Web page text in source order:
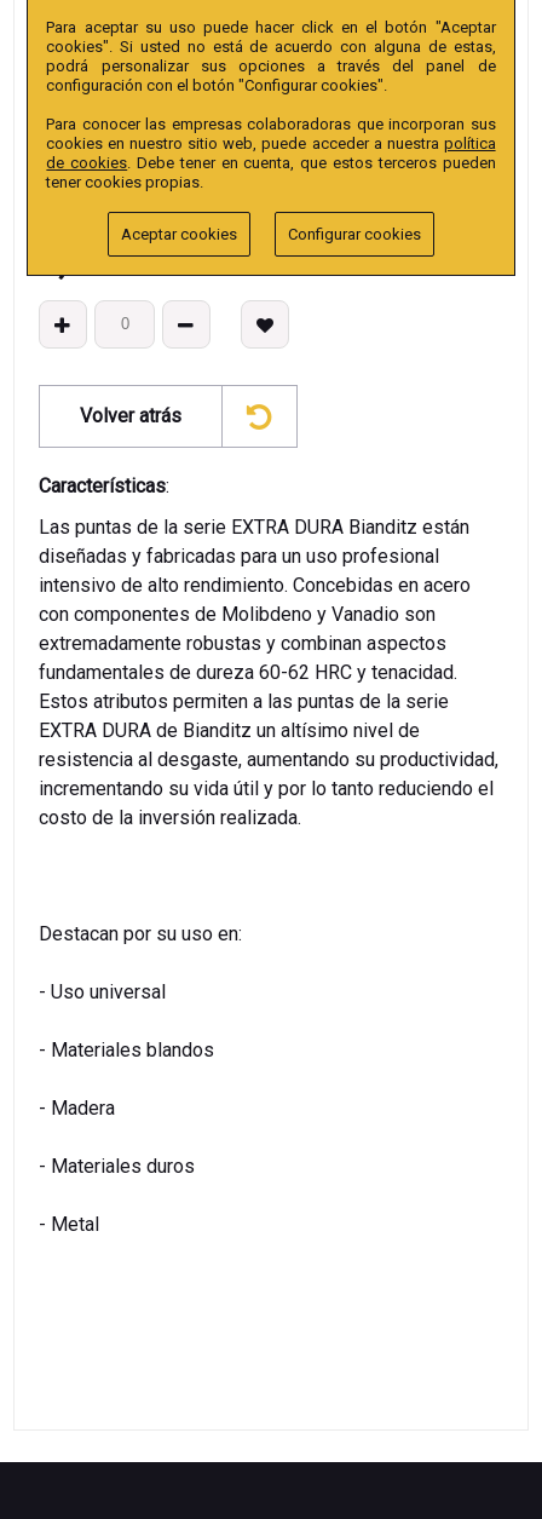
Referencia:238621
Colección:Punta PH 25mm 1/4" Extra.
€
Volver atrás
Características:
Las puntas de la serie EXTRA DURA Bianditz están
diseñadas y fabricadas para un uso profesional
intensivo de alto rendimiento. Concebidas en acero
con componentes de Molibdeno y Vanadio son
extremadamente robustas y combinan aspectos
fundamentales de dureza 60-62 HRC y tenacidad.
Estos atributos permiten a las puntas de la serie
EXTRA DURA de Bianditz un altísimo nivel de
resistencia al desgaste, aumentando su productividad,
incrementando su vida útil y por lo tanto reduciendo el
costo de la inversión realizada.
Destacan por su uso en:
- Uso universal
- Materiales blandos
- Madera
- Materiales duros
- Metal
Para aceptar su uso puede hacer click en el botón "Aceptar
cookies". Si usted no está de acuerdo con alguna de estas,
podrá personalizar sus opciones a través del panel de
configuración con el botón "Configurar cookies".
Para conocer las empresas colaboradoras que incorporan sus
cookies en nuestro sitio web, puede acceder a nuestra política
de cookies. Debe tener en cuenta, que estos terceros pueden
tener cookies propias.
Aceptar cookies Configurar cookies